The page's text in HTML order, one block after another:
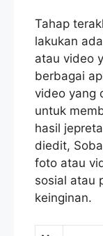
Tahap
lakukan
atau video
berbagai
video yang
untuk
hasil
diedit,
foto atau
sosial atau
keinginan.